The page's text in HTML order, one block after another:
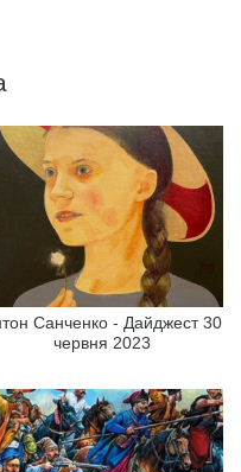
Санченко - Дайджест 30
червня 2023